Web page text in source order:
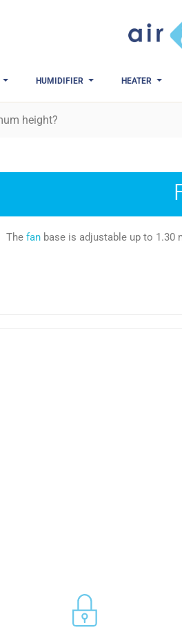
HUMIDIFIER HEATER
height?
The fanbase is adjustable up to 1.30